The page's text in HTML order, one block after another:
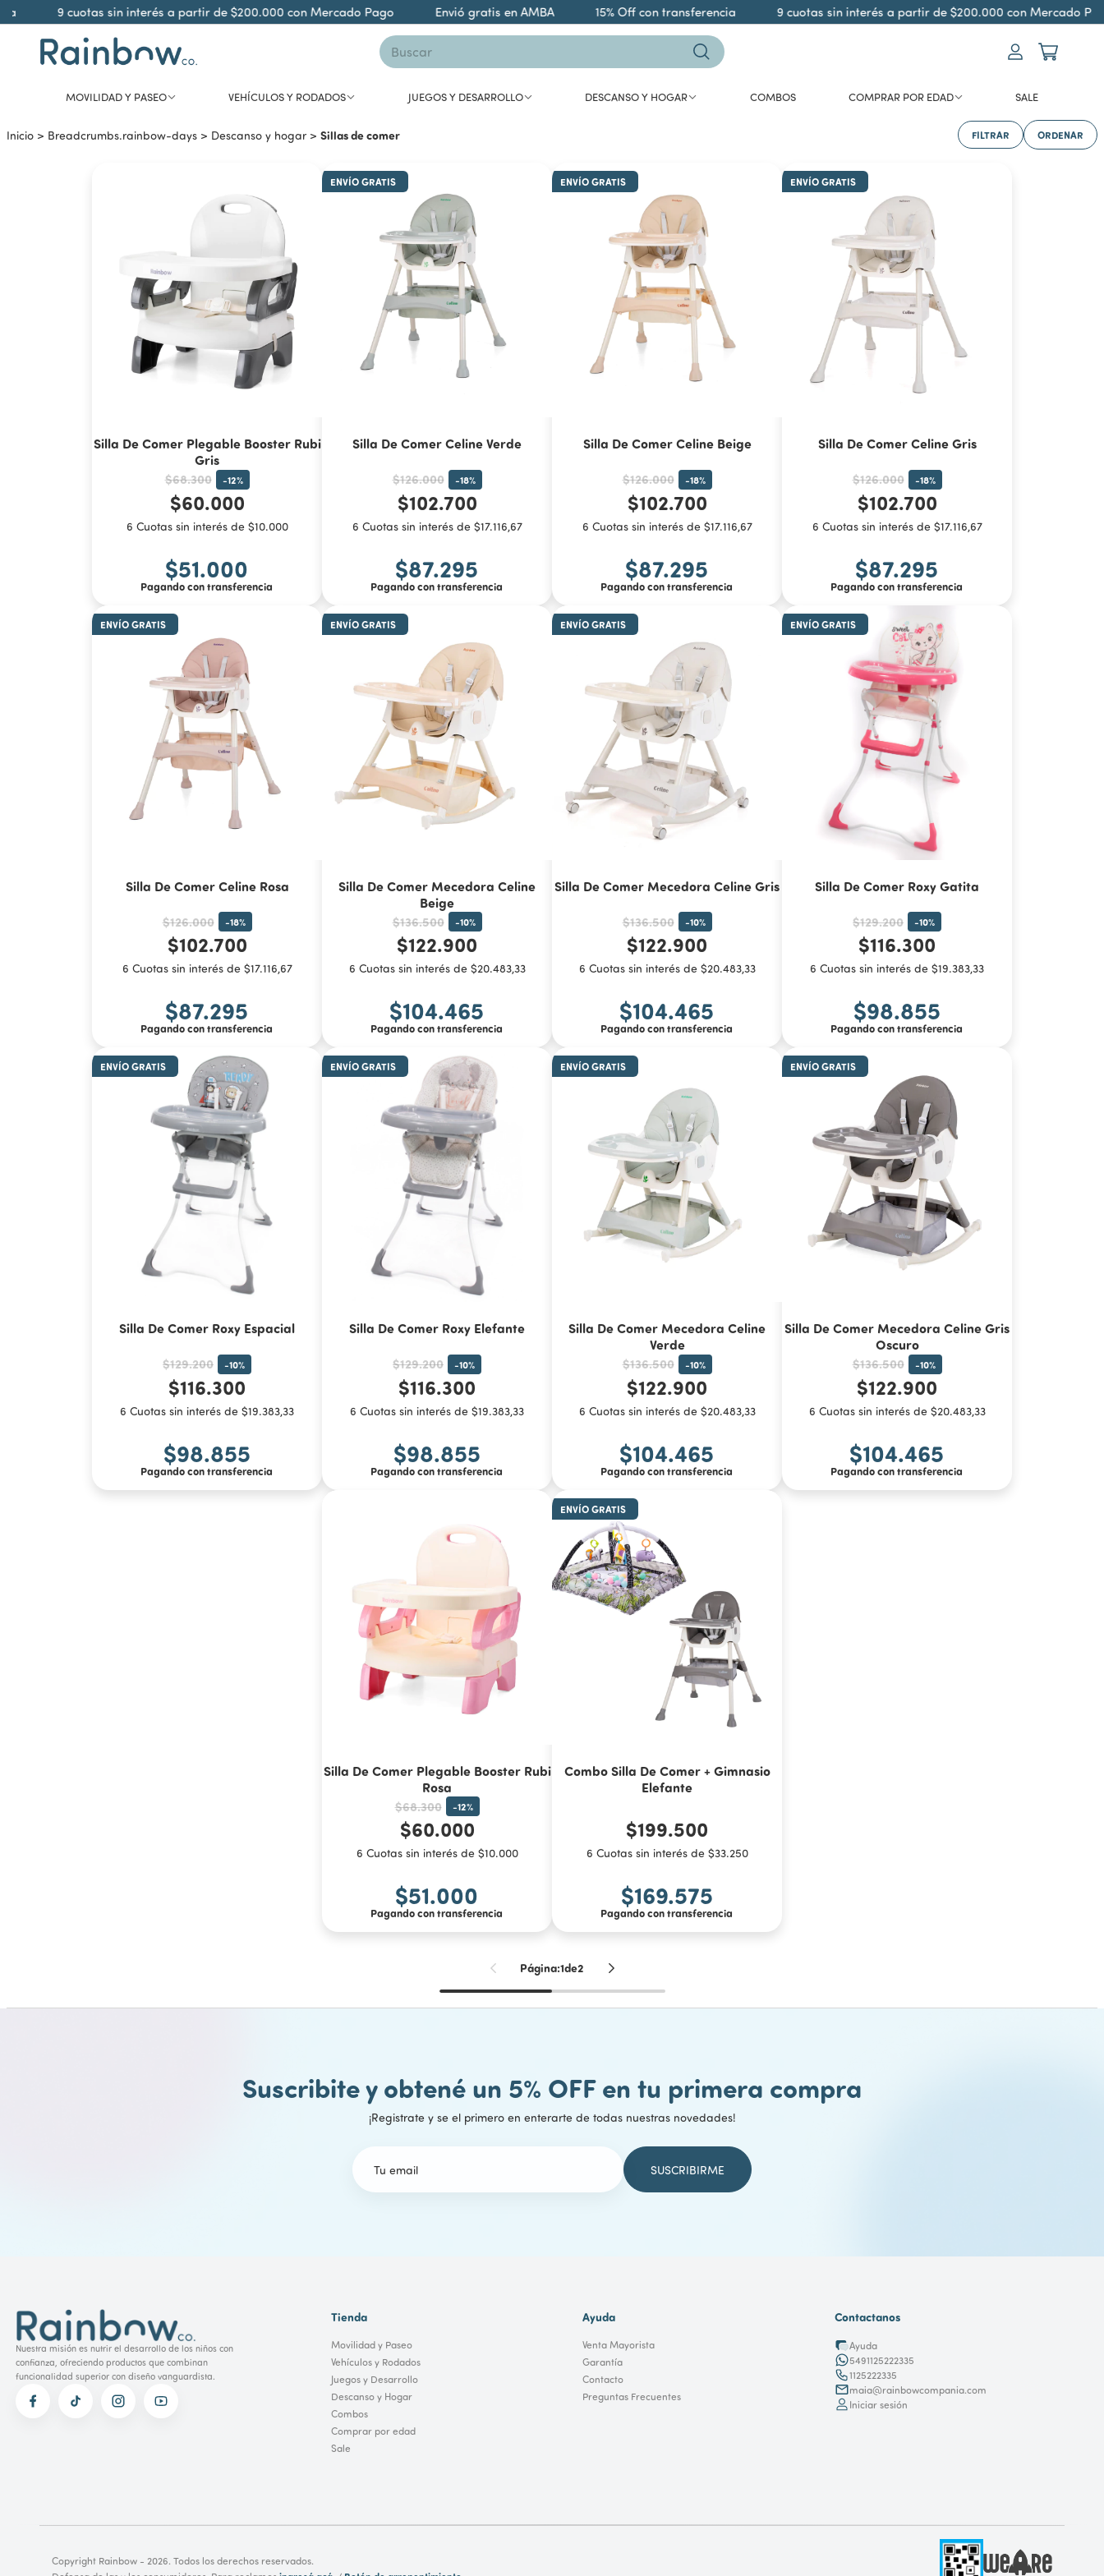
9 cuotas sin interés a partir de $200.000 con Mercado Pago Envió gratis en AMBA 15% Off con transferencia 9 cuotas sin interés a partir de $200.000 con Mercado Pago
MOVILIDAD Y PASEO VEHÍCULOS Y RODADOS JUEGOS Y DESARROLLO DESCANSO Y HOGAR COMBOS COMPRAR POR EDAD SALE
Inicio > Breadcrumbs.rainbow-days > Descanso y hogar > Sillas de comer FILTRAR ORDENAR
Silla De Comer Plegable Booster Rubi
Gris
$68.300 -12%
$60.000
6 Cuotas sin interés de $10.000
$51.000
Pagando con transferencia
ENVÍO GRATIS
Silla De Comer Celine Verde
$126.000 -18%
$102.700
6 Cuotas sin interés de $17.116,67
$87.295
Pagando con transferencia
ENVÍO GRATIS
Silla De Comer Celine Beige
$126.000 -18%
$102.700
6 Cuotas sin interés de $17.116,67
$87.295
Pagando con transferencia
ENVÍO GRATIS
Silla De Comer Celine Gris
$126.000 -18%
$102.700
6 Cuotas sin interés de $17.116,67
$87.295
Pagando con transferencia
ENVÍO GRATIS
Silla De Comer Celine Rosa
$126.000 -18%
$102.700
6 Cuotas sin interés de $17.116,67
$87.295
Pagando con transferencia
ENVÍO GRATIS
Silla De Comer Mecedora Celine
Beige
$136.500 -10%
$122.900
6 Cuotas sin interés de $20.483,33
$104.465
Pagando con transferencia
ENVÍO GRATIS
Silla De Comer Mecedora Celine Gris
$136.500 -10%
$122.900
6 Cuotas sin interés de $20.483,33
$104.465
Pagando con transferencia
ENVÍO GRATIS
Silla De Comer Roxy Gatita
$129.200 -10%
$116.300
6 Cuotas sin interés de $19.383,33
$98.855
Pagando con transferencia
ENVÍO GRATIS
Silla De Comer Roxy Espacial
$129.200 -10%
$116.300
6 Cuotas sin interés de $19.383,33
$98.855
Pagando con transferencia
ENVÍO GRATIS
Silla De Comer Roxy Elefante
$129.200 -10%
$116.300
6 Cuotas sin interés de $19.383,33
$98.855
Pagando con transferencia
ENVÍO GRATIS
Silla De Comer Mecedora Celine
Verde
$136.500 -10%
$122.900
6 Cuotas sin interés de $20.483,33
$104.465
Pagando con transferencia
ENVÍO GRATIS
Silla De Comer Mecedora Celine Gris
Oscuro
$136.500 -10%
$122.900
6 Cuotas sin interés de $20.483,33
$104.465
Pagando con transferencia
Silla De Comer Plegable Booster Rubi
Rosa
$68.300 -12%
$60.000
6 Cuotas sin interés de $10.000
$51.000
Pagando con transferencia
ENVÍO GRATIS
Combo Silla De Comer + Gimnasio
Elefante
$199.500
6 Cuotas sin interés de $33.250
$169.575
Pagando con transferencia
Página:1de2
Suscribite y obtené un 5% OFF en tu primera compra
¡Registrate y se el primero en enterarte de todas nuestras novedades!
Nuestra misión es nutrir el desarrollo de los niños con
confianza, ofreciendo productos que combinan
funcionalidad superior con diseño vanguardista.
Tienda
Movilidad y Paseo
Vehículos y Rodados
Juegos y Desarrollo
Descanso y Hogar
Combos
Comprar por edad
Sale
Ayuda
Venta Mayorista
Garantía
Contacto
Preguntas Frecuentes
Contactanos
Ayuda
5491125222335
1125222335
maia@rainbowcompania.com
Iniciar sesión
Copyright Rainbow - 2026. Todos los derechos reservados.